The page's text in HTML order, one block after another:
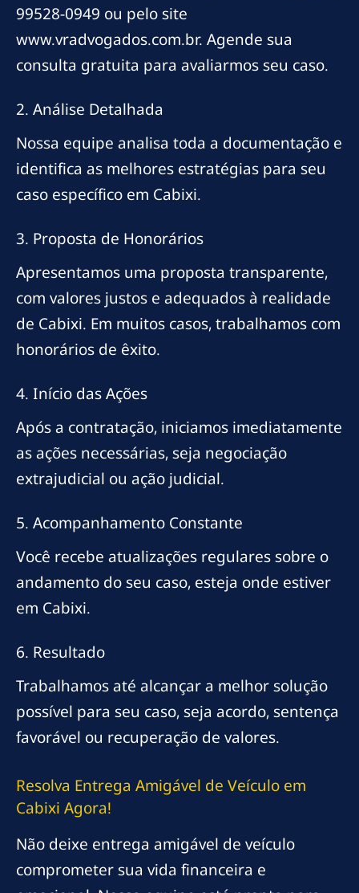
99528-0949 ou pelo site
www.vradvogados.com.br. Agende sua
consulta gratuita para avaliarmos seu caso.
2. Análise Detalhada
Nossa equipe analisa toda a documentação e
identifica as melhores estratégias para seu
caso específico em Cabixi.
3. Proposta de Honorários
Apresentamos uma proposta transparente,
com valores justos e adequados à realidade
de Cabixi. Em muitos casos, trabalhamos com
honorários de êxito.
4. Início das Ações
Após a contratação, iniciamos imediatamente
as ações necessárias, seja negociação
extrajudicial ou ação judicial.
5. Acompanhamento Constante
Você recebe atualizações regulares sobre o
andamento do seu caso, esteja onde estiver
em Cabixi.
6. Resultado
Trabalhamos até alcançar a melhor solução
possível para seu caso, seja acordo, sentença
favorável ou recuperação de valores.
Resolva Entrega Amigável de Veículo em
Cabixi Agora!
Não deixe entrega amigável de veículo
comprometer sua vida financeira e